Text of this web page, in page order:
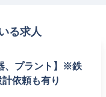
る求人
、プラント】※鉄
依頼も有り